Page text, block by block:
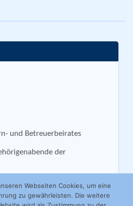
und Betreuerbeirates
der
Webseiten Cookies, um eine
zu gewährleisten. Die weitere